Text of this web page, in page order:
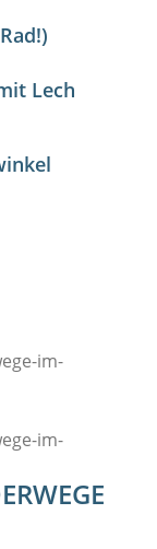
Lech
im-
im-
I